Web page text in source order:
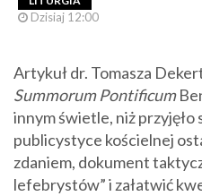
Dzisiaj 12:00
Artykuł dr. Tomasza
Summorum Pontificum
innym świetle, niż przyjęło
publicystyce kościelnej
zdaniem, dokument
lefebrystów” i załatwić